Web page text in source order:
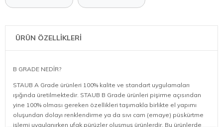
ÜRÜN ÖZELLİKLERİ
B GRADE NEDİR?
STAUB A Grade ürünleri 100% kalite ve standart uygulamaları
ışığında üretilmektedir. STAUB B Grade ürünleri pişirme açısından
yine 100% olması gereken özellikleri taşımakla birlikte el yapımı
oluşundan dolayı renklendirme ya da sıvı cam (emaye) püskürtme
işlemi uygulanırken ufak pürüzler oluşmuş ürünlerdir. Bu ürünlerde